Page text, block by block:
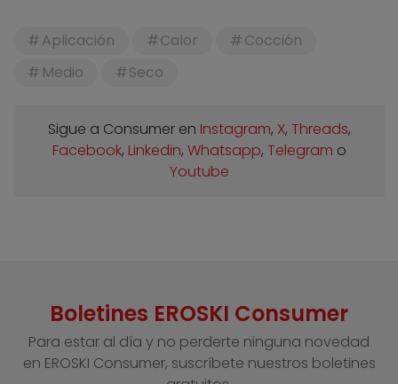
Aplicación Calor
Cocción
Medio
Seco
Sigue a Consumer en Instagram, X, Threads,
Facebook, Linkedin, Whatsapp, Telegram o
Youtube
Boletines EROSKI Consumer
Para estar al día y no perderte ninguna novedad
en EROSKI Consumer, suscríbete nuestros boletines